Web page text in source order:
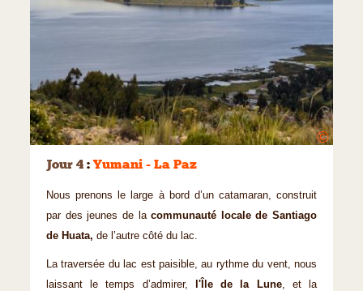
©
Jour 4 : Yumani - La Paz
Nous prenons le large à bord d’un catamaran, construit
par des jeunes de lacommunauté locale de Santiago
de Huata, de l’autre côté du lac.
La traversée du lac est paisible, au rythme du vent, nous
laissant le temps d’admirer,
l'Île de la Lune, et la